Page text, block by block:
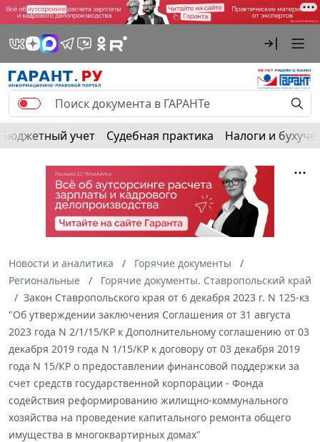
Бюджетный учет Судебная практика Налоги и
Новости и аналитика
Горячие документы
Региональные
Горячие документы. Ставропольский край
Закон Ставропольского края от 6 декабря 2023 г. N 125-кз
"Об утверждении заключения Соглашения от 31 августа
2023 года N 2/1/15/КР к Дополнительному соглашению от 03
декабря 2019 года N 1/15/КР к договору от 03 декабря 2019
года N 15/КР о предоставлении финансовой поддержки за
счет средств государственной корпорации - Фонда
содействия реформированию жилищно-коммунального
хозяйства на проведение капитального ремонта общего
имущества в многоквартирных домах"